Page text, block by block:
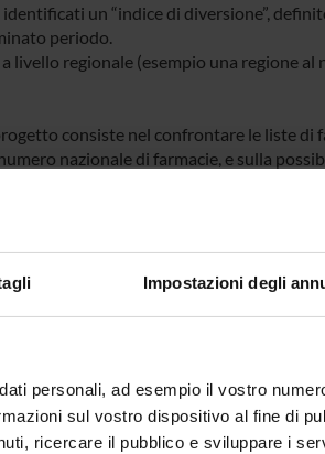
Impostazioni degli
personali, ad esempio il vostro
sul vostro dispositivo al fine di
ricercare il pubblico e sviluppare i
identificati un “indice di diversione”,
periodo.
livello regionale (esempio una regione al
consiste nel confrontare le liste di
nazionale di farmacie, e sulla
condotto una prima fase retrospettiva,
falsificate nei tre mesi precedenti.
il 29.7% delle 155 farmacie
Funds:assigned and managed by